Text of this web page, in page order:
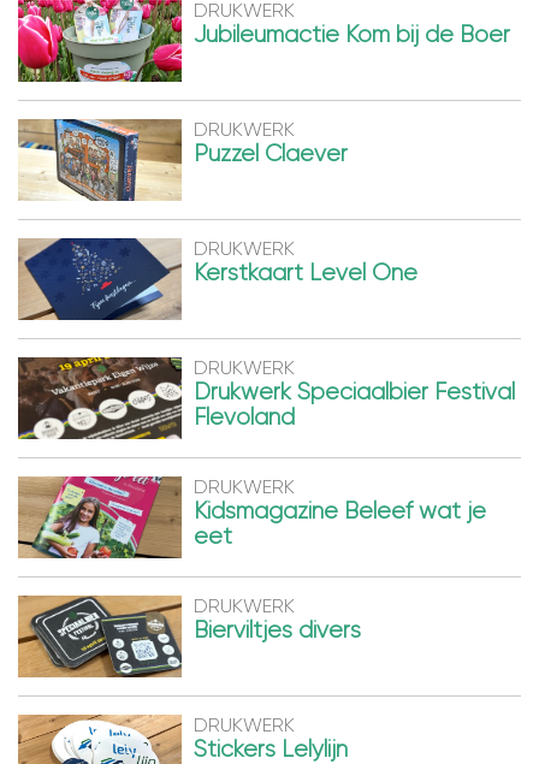
DRUKWERK
Jubileumactie Kom bij de Boer
DRUKWERK
Puzzel Claever
DRUKWERK
Kerstkaart Level One
DRUKWERK
Drukwerk Speciaalbier Festival
Flevoland
DRUKWERK
Kidsmagazine Beleef wat je
eet
DRUKWERK
Bierviltjes divers
DRUKWERK
Stickers Lelylijn